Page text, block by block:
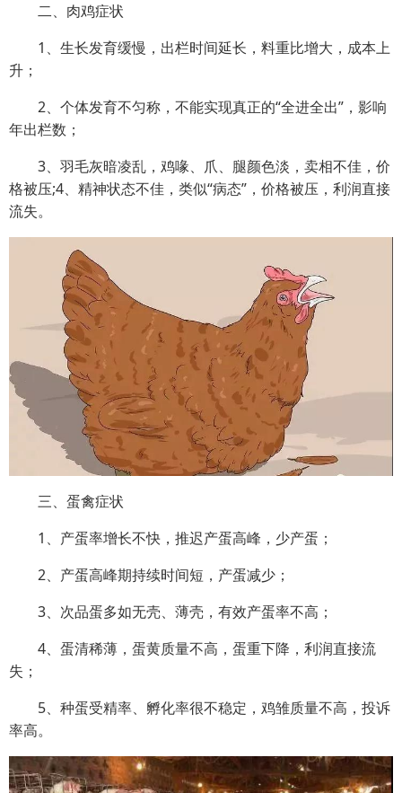
二、肉鸡症状
1、生长发育缓慢，出栏时间延长，料重比增大，成本上
升；
2、个体发育不匀称，不能实现真正的“全进全出”，影响
年出栏数；
3、羽毛灰暗凌乱，鸡喙、爪、腿颜色淡，卖相不佳，价
格被压;4、精神状态不佳，类似“病态”，价格被压，利润直接
流失。
三、蛋禽症状
1、产蛋率增长不快，推迟产蛋高峰，少产蛋；
2、产蛋高峰期持续时间短，产蛋减少；
3、次品蛋多如无壳、薄壳，有效产蛋率不高；
4、蛋清稀薄，蛋黄质量不高，蛋重下降，利润直接流
失；
5、种蛋受精率、孵化率很不稳定，鸡雏质量不高，投诉
率高。